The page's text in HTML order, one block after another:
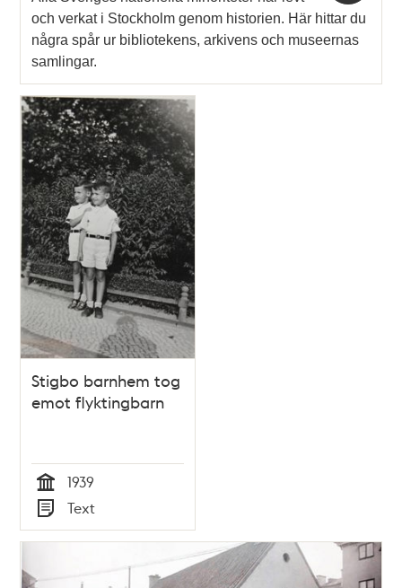
och verkat i Stockholm genom historien. Här hittar du
några spår ur bibliotekens, arkivens och museernas
samlingar.
Stigbo barnhem tog
emot flyktingbarn
Tid
1939
Typ
Text